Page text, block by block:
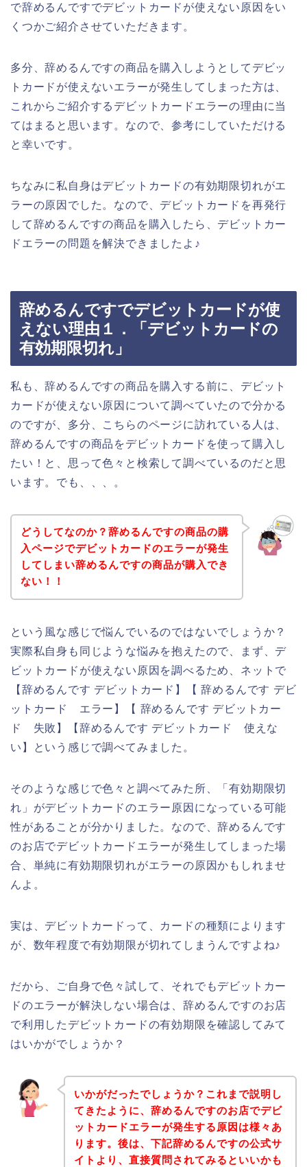
で辞めるんですでデビットカードが使えない原因をい
くつかご紹介させていただきます。
多分、辞めるんですの商品を購入しようとしてデビッ
トカードが使えないエラーが発生してしまった方は、
これからご紹介するデビットカードエラーの理由に当
てはまると思います。なので、参考にしていただける
と幸いです。
ちなみに私自身はデビットカードの有効期限切れがエ
ラーの原因でした。なので、デビットカードを再発行
して辞めるんですの商品を購入したら、デビットカー
ドエラーの問題を解決できましたよ♪
辞めるんですでデビットカードが使
えない理由１．「デビットカードの
有効期限切れ」
私も、辞めるんですの商品を購入する前に、デビット
カードが使えない原因について調べていたので分かる
のですが、多分、こちらのページに訪れている人は、
辞めるんですの商品をデビットカードを使って購入し
たい！と、思って色々と検索して調べているのだと思
います。でも、、、。
どうしてなのか？辞めるんですの商品の購
入ページでデビットカードのエラーが発生
してしまい辞めるんですの商品が購入でき
ない！！
という風な感じで悩んでいるのではないでしょうか？
実際私自身も同じような悩みを抱えたので、まず、デ
ビットカードが使えない原因を調べるため、ネットで
【辞めるんです デビットカード】【 辞めるんです デビ
ットカード エラー】【 辞めるんです デビットカー
ド 失敗】【辞めるんです デビットカード 使えな
い】という感じで調べてみました。
そのような感じで色々と調べてみた所、「有効期限切
れ」がデビットカードのエラー原因になっている可能
性があることが分かりました。なので、辞めるんです
のお店でデビットカードエラーが発生してしまった場
合、単純に有効期限切れがエラーの原因かもしれませ
んよ。
実は、デビットカードって、カードの種類によります
が、数年程度で有効期限が切れてしまうんですよね♪
だから、ご自身で色々試して、それでもデビットカー
ドのエラーが解決しない場合は、辞めるんですのお店
で利用したデビットカードの有効期限を確認してみて
はいかがでしょうか？
いかがだったでしょうか？これまで説明し
てきたように、辞めるんですのお店でデビ
ットカードエラーが発生する原因は様々あ
ります。後は、下記辞めるんですの公式サ
イトより、直接質問されてみるといいかも